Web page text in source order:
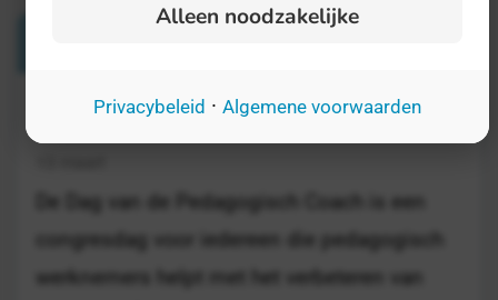
De Dag van de Pedagogisch Coach is een
congresdag voor iedereen die pedagogisch
werknemers helpt met het verbeteren van
Alleen noodzakelijke
Privacybeleid · Algemene voorwaarden